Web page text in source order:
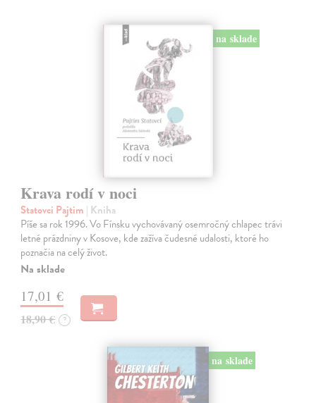
na sklade
Krava rodí v noci
Statovci Pajtim | Kniha
Píše sa rok 1996. Vo Fínsku vychovávaný osemročný chlapec trávi
letné prázdniny v Kosove, kde zažíva čudesné udalosti, ktoré ho
poznačia na celý život.
Na sklade
17,01 €
18,90 € ?
na sklade